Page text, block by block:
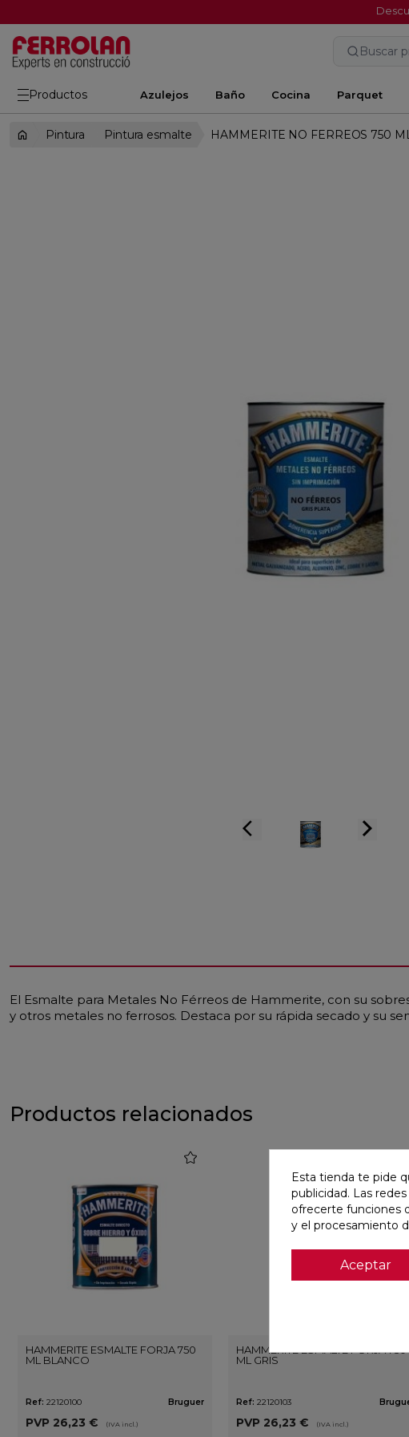
Buscar
Productos Azulejos Baño Cocina Parquet
Pintura Pintura esmalte HAMMERITE NO FERREOS 750
arrow_back_ios arrow_forward_ios
El Esmalte para Metales No Férreos de Hammerite, con su
y otros metales no ferrosos. Destaca por su rápida secado y su
Productos relacionados
HAMMERITE ESMALTE FORJA 750
ML BLANCO
Ref: 22120100 Bruguer
PVP 26,23 € (IVA incl.)
HAMMERITE ESMALTE FORJA 750
ML GRIS
Ref: 22120103
PVP 26,23 € (IVA incl.)
Esta tienda te pide
publicidad. Las
ofrecerte funciones
y el procesamiento
Aceptar